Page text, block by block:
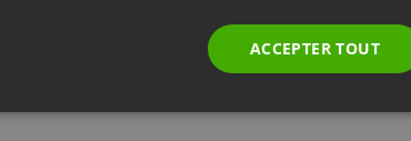
Stream sur LinkedIn
RUSSIAN
SPANISH
ACCEPTER TOUT